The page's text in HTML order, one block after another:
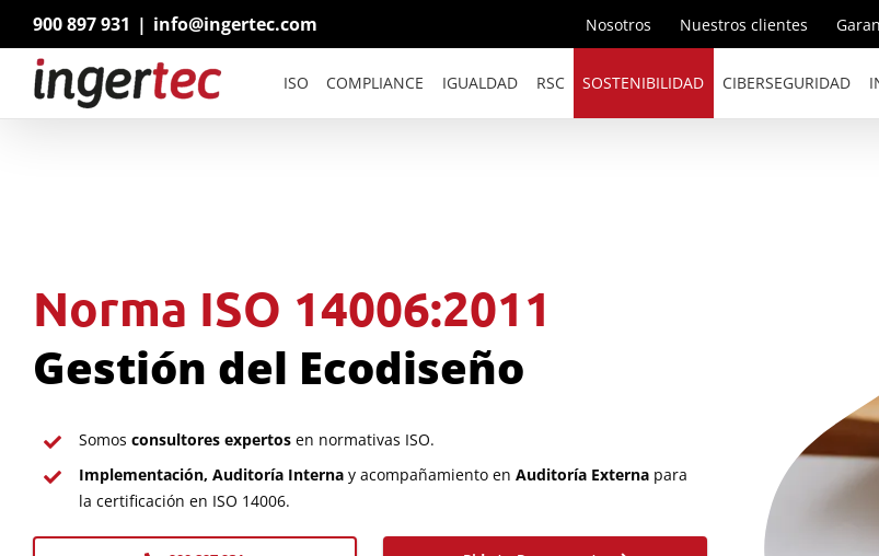
contenido
900 897 931 | info@ingertec.com Nosotros Nuestros clientes
ISO COMPLIANCE IGUALDAD RSC SOSTENIBILIDAD CIBERSEGURIDAD
Norma ISO 14006:2011
Gestión del Ecodiseño
Somosconsultores expertos en normativas ISO.
Implementación, Auditoría Interna y acompañamiento enAuditoría Externa para
la certificación en ISO 14006.